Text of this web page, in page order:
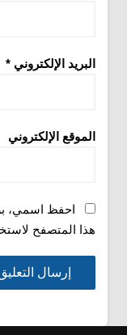
البريد الإلكتروني *
الموقع الإلكتروني
احفظ اسمي،
هذا المتصفح